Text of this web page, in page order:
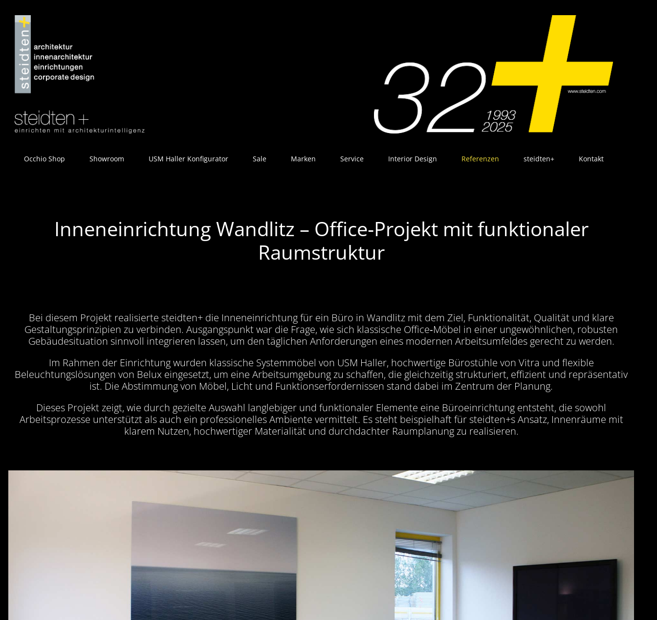
Inhalt
springen
Occhio Shop Showroom USM Haller Konfigurator Sale Marken Service Interior Design Referenzen steidten+ Kontakt
Inneneinrichtung Wandlitz – Office‑Projekt mit funktionaler
Raumstruktur
Bei diesem Projekt realisierte steidten+ die Inneneinrichtung für ein Büro in Wandlitz mit dem Ziel, Funktionalität, Qualität und klare
Gestaltungsprinzipien zu verbinden. Ausgangspunkt war die Frage, wie sich klassische Office‑Möbel in einer ungewöhnlichen, robusten
Gebäudesituation sinnvoll integrieren lassen, um den täglichen Anforderungen eines modernen Arbeitsumfeldes gerecht zu werden.
Im Rahmen der Einrichtung wurden klassische Systemmöbel von USM Haller, hochwertige Bürostühle von Vitra und flexible
Beleuchtungslösungen von Belux eingesetzt, um eine Arbeitsumgebung zu schaffen, die gleichzeitig strukturiert, effizient und repräsentativ
ist. Die Abstimmung von Möbel, Licht und Funktionserfordernissen stand dabei im Zentrum der Planung.
Dieses Projekt zeigt, wie durch gezielte Auswahl langlebiger und funktionaler Elemente eine Büroeinrichtung entsteht, die sowohl
Arbeitsprozesse unterstützt als auch ein professionelles Ambiente vermittelt. Es steht beispielhaft für steidten+s Ansatz, Innenräume mit
klarem Nutzen, hochwertiger Materialität und durchdachter Raumplanung zu realisieren.